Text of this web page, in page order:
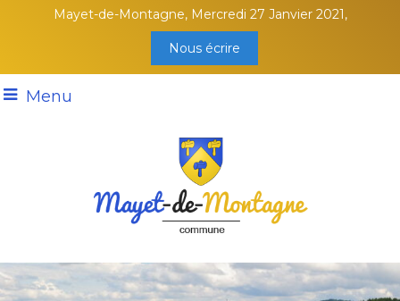
Mayet-de-Montagne, Mercredi 27 Janvier 2021,
Nous écrire
Menu